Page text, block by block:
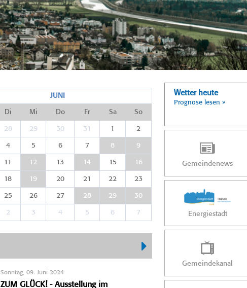
JUNI
Di Mi Do Fr Sa So
28 29 30 31 1 2
4 5 6 7 8 9
11 12 13 14 15 16
18 19 20 21 22 23
25 26 27 28 29 30
2 3 4 5 6 7
Sonntag, 09. Juni 2024
ZUM GLÜCK! - Ausstellung im
Wetter heute
Prognose lesen »
Gemeindenews
Energiestadt
Gemeindekanal